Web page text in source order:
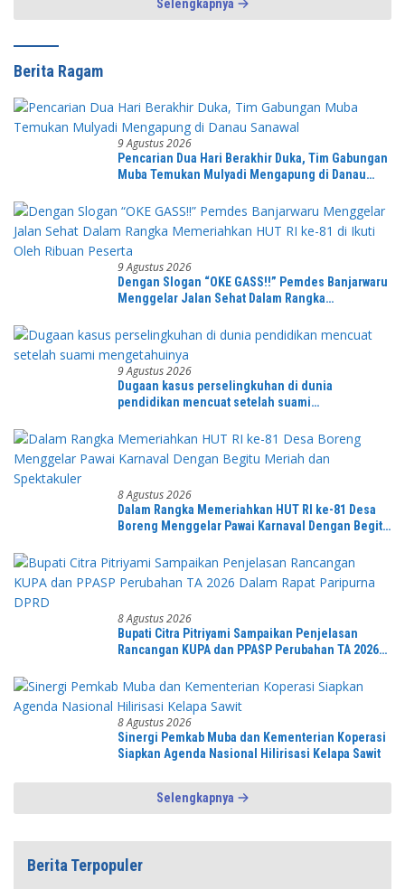
Selengkapnya
Berita Ragam
9 Agustus 2026
Pencarian Dua Hari Berakhir Duka, Tim Gabungan
Muba Temukan Mulyadi Mengapung di Danau
9 Agustus 2026
Dengan Slogan “OKE GASS!!” Pemdes Banjarwaru
Menggelar Jalan Sehat Dalam Rangka
Peserta
9 Agustus 2026
Dugaan kasus perselingkuhan di dunia
pendidikan mencuat setelah suami
8 Agustus 2026
Dalam Rangka Memeriahkan HUT RI ke-81 Desa
Boreng Menggelar Pawai Karnaval Dengan Begitu
8 Agustus 2026
Bupati Citra Pitriyami Sampaikan Penjelasan
Rancangan KUPA dan PPASP Perubahan TA 2026
8 Agustus 2026
Sinergi Pemkab Muba dan Kementerian Koperasi
Siapkan Agenda Nasional Hilirisasi Kelapa Sawit
Selengkapnya
Berita Terpopuler